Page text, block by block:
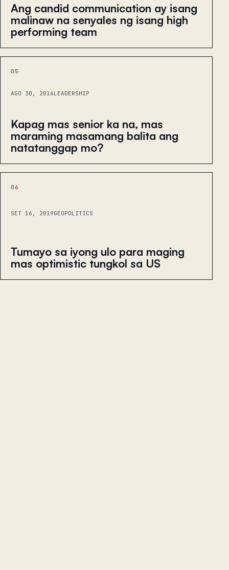
Ang candid communication ay isang
malinaw na senyales ng isang high
performing team
05
AGO 30, 2016LEADERSHIP
Kapag mas senior ka na, mas
maraming masamang balita ang
natatanggap mo?
06
SET 16, 2019GEOPOLITICS
Tumayo sa iyong ulo para maging
mas optimistic tungkol sa US